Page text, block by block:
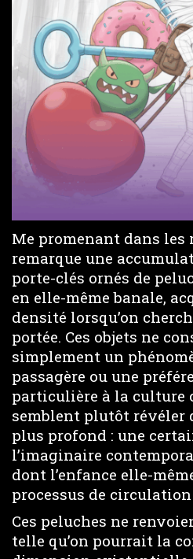
Me promenant dans les
remarque une
porte-clés ornés de
en elle-même banale,
densité lorsqu’on
portée. Ces objets ne
simplement un
passagère ou une
particulière à la culture
semblent plutôt révéler
plus profond : une
l’imaginaire
dont l’enfance elle-
processus de
Ces peluches ne
telle qu’on pourrait la